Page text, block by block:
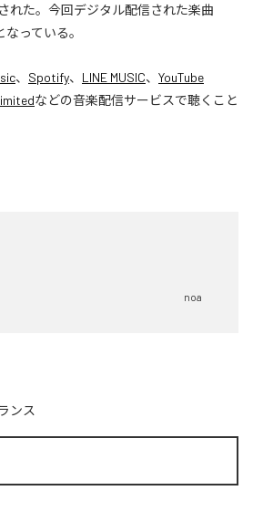
れた。今回デジタル配信された楽曲
なっている。
、 Spotify、 LINE MUSIC、 YouTube
などの音楽配信サービスで聴くこと
noa
ンス